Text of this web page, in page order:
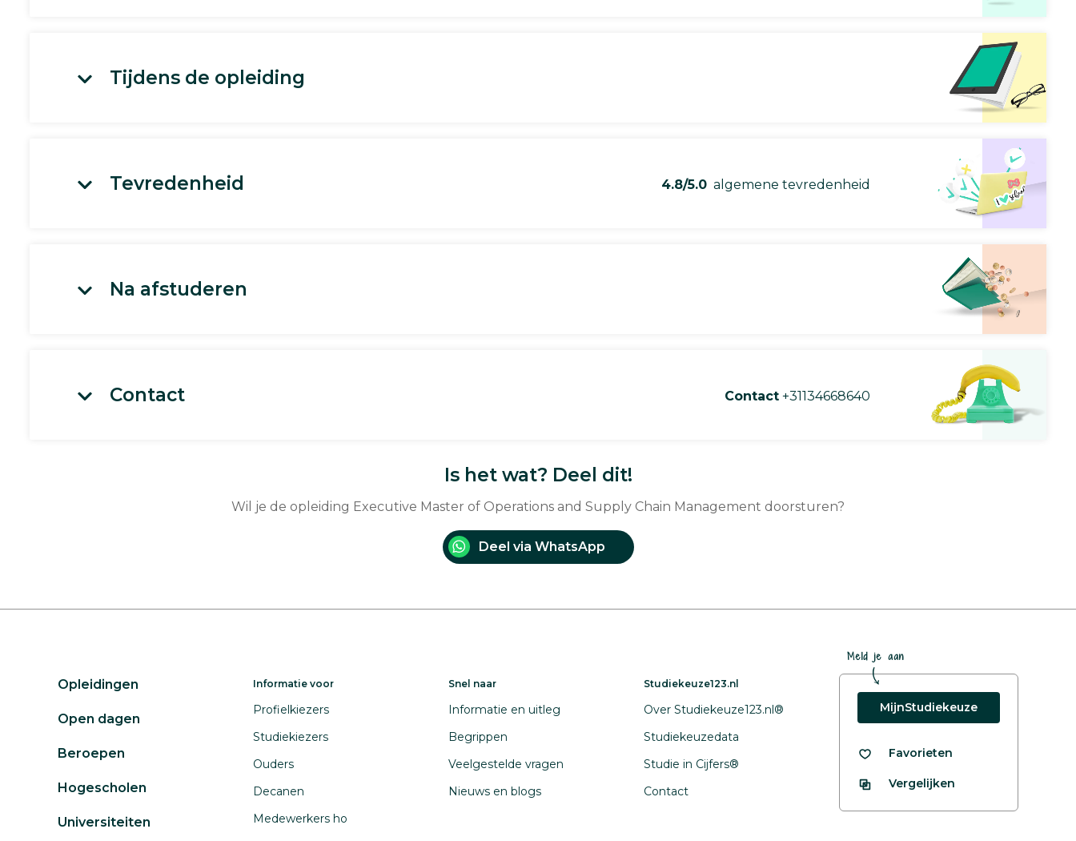
Tijdens de opleiding
Tevredenheid 4.8/5.0 algemene tevredenheid
Na afstuderen
Contact Contact +31134668640
Is het wat? Deel dit!
Wil je de opleiding Executive Master of Operations and Supply Chain Management doorsturen?
Deel via WhatsApp
Opleidingen
Open dagen
Beroepen
Hogescholen
Universiteiten
Informatie voor
Profielkiezers
Studiekiezers
Ouders
Decanen
Medewerkers ho
Snel naar
Informatie en uitleg
Begrippen
Veelgestelde vragen
Nieuws en blogs
Studiekeuze123.nl
Over Studiekeuze123.nl®
Studiekeuzedata
Studie in Cijfers®
Contact
Meld je aan
MijnStudiekeuze
Favorieten
Vergelijken